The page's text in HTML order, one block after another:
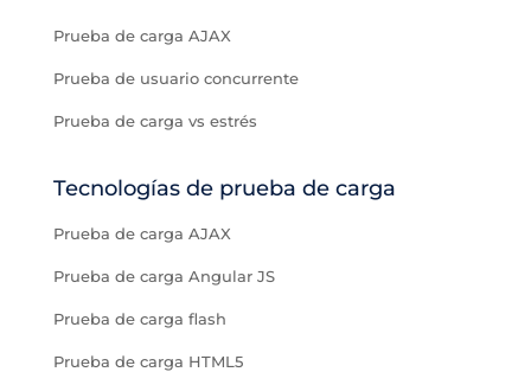
Prueba de carga AJAX
Prueba de usuario concurrente
Prueba de carga vs estrés
Tecnologías de prueba de carga
Prueba de carga AJAX
Prueba de carga Angular JS
Prueba de carga flash
Prueba de carga HTML5